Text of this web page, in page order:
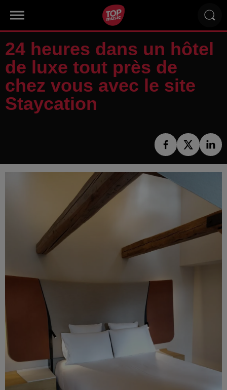
24 heures dans un hôtel
de luxe tout près de
chez vous avec le site
Staycation